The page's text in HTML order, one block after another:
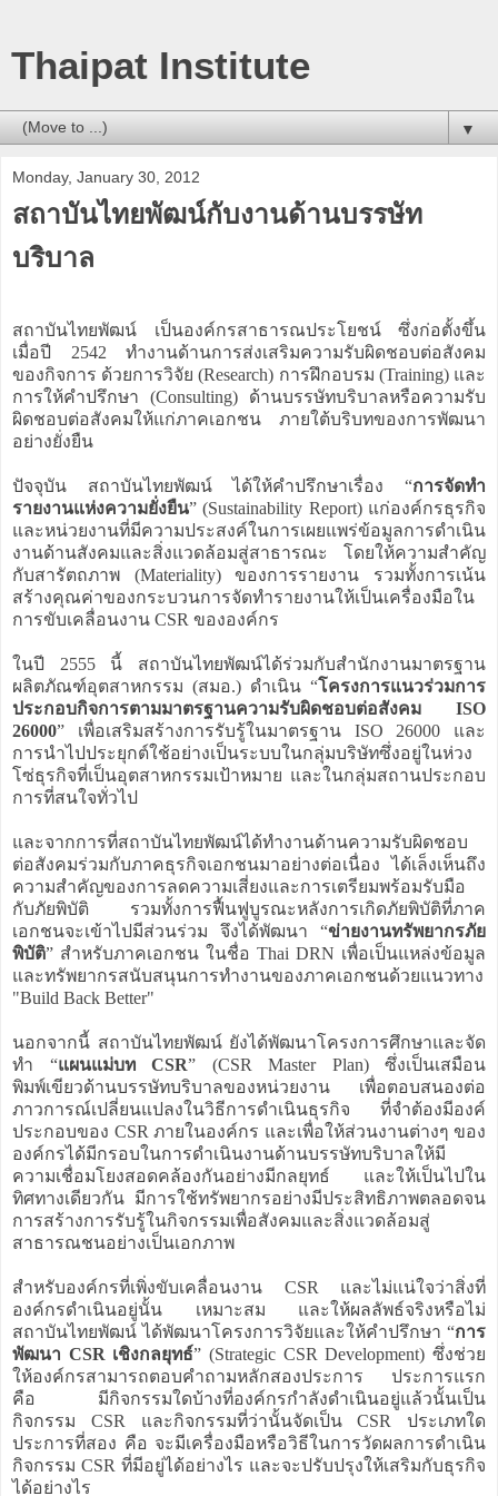
Thaipat Institute
▼
Monday, January 30, 2012
สถาบันไทยพัฒน์กับงานด้านบรรษัท
บริบาล
สถาบันไทยพัฒน์ เป็นองค์กรสาธารณประโยชน์ ซึ่งก่อตั้งขึ้น
เมื่อปี 2542 ทำงานด้านการส่งเสริมความรับผิดชอบต่อสังคม
ของกิจการ ด้วยการวิจัย (Research) การฝึกอบรม (Training) และ
การให้คำปรึกษา (Consulting) ด้านบรรษัทบริบาลหรือความรับ
ผิดชอบต่อสังคมให้แก่ภาคเอกชน ภายใต้บริบทของการพัฒนา
อย่างยั่งยืน
ปัจจุบัน สถาบันไทยพัฒน์ ได้ให้คำปรึกษาเรื่อง “การจัดทำ
รายงานแห่งความยั่งยืน” (Sustainability Report) แก่องค์กรธุรกิจ
และหน่วยงานที่มีความประสงค์ในการเผยแพร่ข้อมูลการดำเนิน
งานด้านสังคมและสิ่งแวดล้อมสู่สาธารณะ โดยให้ความสำคัญ
กับสารัตถภาพ (Materiality) ของการรายงาน รวมทั้งการเน้น
สร้างคุณค่าของกระบวนการจัดทำรายงานให้เป็นเครื่องมือใน
การขับเคลื่อนงาน CSR ขององค์กร
ในปี 2555 นี้ สถาบันไทยพัฒน์ได้ร่วมกับสำนักงานมาตรฐาน
ผลิตภัณฑ์อุตสาหกรรม (สมอ.) ดำเนิน “โครงการแนวร่วมการ
ประกอบกิจการตามมาตรฐานความรับผิดชอบต่อสังคม ISO
26000” เพื่อเสริมสร้างการรับรู้ในมาตรฐาน ISO 26000 และ
การนำไปประยุกต์ใช้อย่างเป็นระบบในกลุ่มบริษัทซึ่งอยู่ในห่วง
โซ่ธุรกิจที่เป็นอุตสาหกรรมเป้าหมาย และในกลุ่มสถานประกอบ
การที่สนใจทั่วไป
และจากการที่สถาบันไทยพัฒน์ได้ทำงานด้านความรับผิดชอบ
ต่อสังคมร่วมกับภาคธุรกิจเอกชนมาอย่างต่อเนื่อง ได้เล็งเห็นถึง
ความสำคัญของการลดความเสี่ยงและการเตรียมพร้อมรับมือ
กับภัยพิบัติ รวมทั้งการฟื้นฟูบูรณะหลังการเกิดภัยพิบัติที่ภาค
เอกชนจะเข้าไปมีส่วนร่วม จึงได้พัฒนา “ข่ายงานทรัพยากรภัย
พิบัติ” สำหรับภาคเอกชน ในชื่อ Thai DRN เพื่อเป็นแหล่งข้อมูล
และทรัพยากรสนับสนุนการทำงานของภาคเอกชนด้วยแนวทาง
"Build Back Better"
นอกจากนี้ สถาบันไทยพัฒน์ ยังได้พัฒนาโครงการศึกษาและจัด
ทำ “แผนแม่บท CSR” (CSR Master Plan) ซึ่งเป็นเสมือน
พิมพ์เขียวด้านบรรษัทบริบาลของหน่วยงาน เพื่อตอบสนองต่อ
ภาวการณ์เปลี่ยนแปลงในวิธีการดำเนินธุรกิจ ที่จำต้องมีองค์
ประกอบของ CSR ภายในองค์กร และเพื่อให้ส่วนงานต่างๆ ของ
องค์กรได้มีกรอบในการดำเนินงานด้านบรรษัทบริบาลให้มี
ความเชื่อมโยงสอดคล้องกันอย่างมีกลยุทธ์ และให้เป็นไปใน
ทิศทางเดียวกัน มีการใช้ทรัพยากรอย่างมีประสิทธิภาพตลอดจน
การสร้างการรับรู้ในกิจกรรมเพื่อสังคมและสิ่งแวดล้อมสู่
สาธารณชนอย่างเป็นเอกภาพ
สำหรับองค์กรที่เพิ่งขับเคลื่อนงาน CSR และไม่แน่ใจว่าสิ่งที่
องค์กรดำเนินอยู่นั้น เหมาะสม และให้ผลลัพธ์จริงหรือไม่
สถาบันไทยพัฒน์ ได้พัฒนาโครงการวิจัยและให้คำปรึกษา “การ
พัฒนา CSR เชิงกลยุทธ์” (Strategic CSR Development) ซึ่งช่วย
ให้องค์กรสามารถตอบคำถามหลักสองประการ ประการแรก
คือ มีกิจกรรมใดบ้างที่องค์กรกำลังดำเนินอยู่แล้วนั้นเป็น
กิจกรรม CSR และกิจกรรมที่ว่านั้นจัดเป็น CSR ประเภทใด
ประการที่สอง คือ จะมีเครื่องมือหรือวิธีในการวัดผลการดำเนิน
กิจกรรม CSR ที่มีอยู่ได้อย่างไร และจะปรับปรุงให้เสริมกับธุรกิจ
ได้อย่างไร